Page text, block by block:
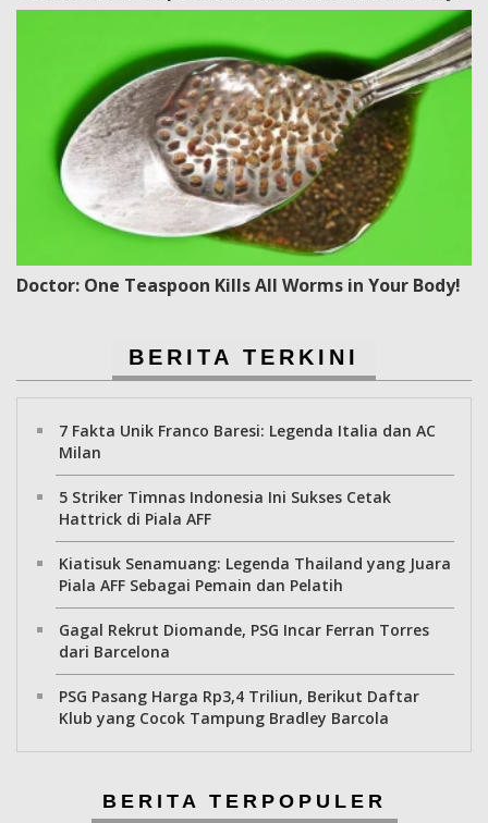
Doctor: One Teaspoon Kills All Worms in Your Body!
BERITA TERKINI
7 Fakta Unik Franco Baresi: Legenda Italia dan AC
Milan
5 Striker Timnas Indonesia Ini Sukses Cetak
Hattrick di Piala AFF
Kiatisuk Senamuang: Legenda Thailand yang Juara
Piala AFF Sebagai Pemain dan Pelatih
Gagal Rekrut Diomande, PSG Incar Ferran Torres
dari Barcelona
PSG Pasang Harga Rp3,4 Triliun, Berikut Daftar
Klub yang Cocok Tampung Bradley Barcola
BERITA TERPOPULER